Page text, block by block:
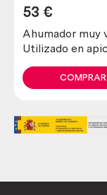
Ahumador muy
Utilizado en
abejas
53 €
COMPRAR